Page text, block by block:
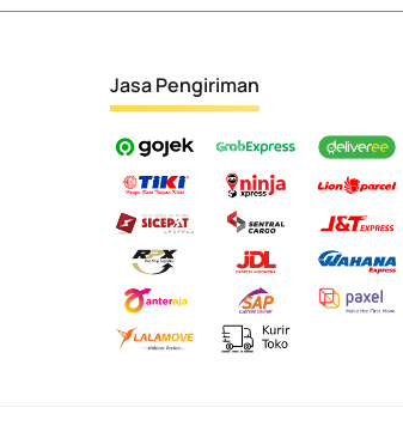
Jasa Pengiriman